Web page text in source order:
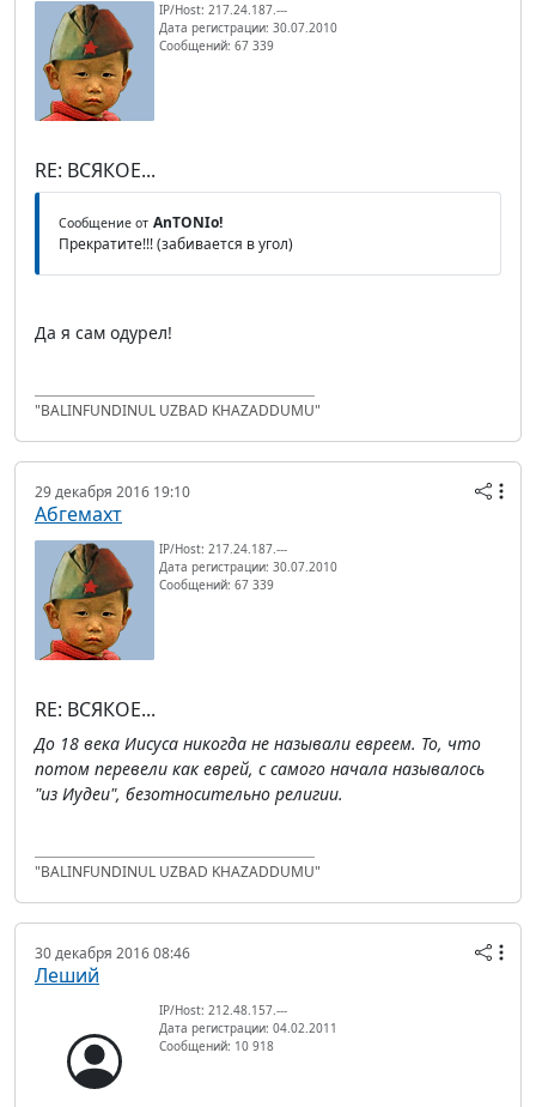
IP/Host: 217.24.187.---
Дата регистрации: 30.07.2010
Сообщений: 67 339
RE: ВСЯКОЕ...
Сообщение от AnTONIo!
Прекратите!!! (забивается в угол)
Да я сам одурел!
"BALINFUNDINUL UZBAD KHAZADDUMU"
29 декабря 2016 19:10
Абгемахт
IP/Host: 217.24.187.---
Дата регистрации: 30.07.2010
Сообщений: 67 339
RE: ВСЯКОЕ...
До 18 века Иисуса никогда не называли евреем. То, что
потом перевели как еврей, с самого начала называлось
"из Иудеи", безотносительно религии.
"BALINFUNDINUL UZBAD KHAZADDUMU"
30 декабря 2016 08:46
Леший
IP/Host: 212.48.157.---
Дата регистрации: 04.02.2011
Сообщений: 10 918